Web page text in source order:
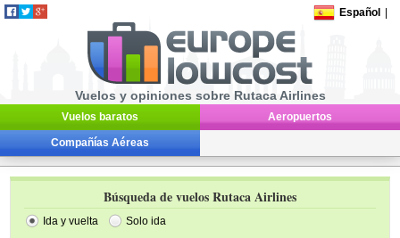
Español
Vuelos y opiniones sobre Rutaca Airlines
Vuelos baratos Aeropuertos
Compañías Aéreas
Búsqueda de vuelos Rutaca Airlines
Ida y vuelta Solo ida